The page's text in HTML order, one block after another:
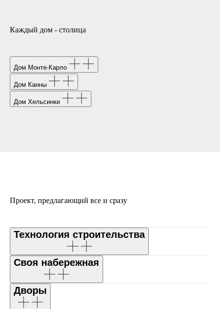
Каждый дом - столица
Дом Монте-Карло
Дом Канны
Дом Хельсинки
Проект, предлагающий все и сразу
Технология строительства
Своя набережная
Дворы